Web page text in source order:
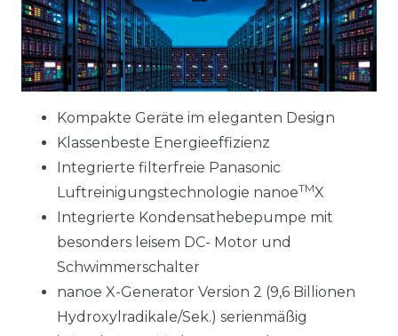
Kompakte Geräte im eleganten Design
Klassenbeste Energieeffizienz
Integrierte filterfreie Panasonic
Luftreinigungstechnologie nanoeTMX
Integrierte Kondensathebepumpe mit
besonders leisem DC- Motor und
Schwimmerschalter
nanoe X-Generator Version 2 (9,6 Billionen
Hydroxylradikale/Sek.) serienmäßig